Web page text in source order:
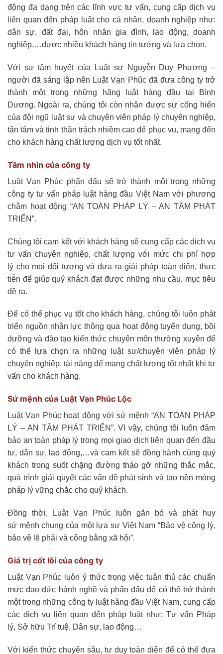
động đa dạng trên các lĩnh vực tư vấn, cung cấp dịch vụ
liên quan đến pháp luật cho cá nhân, doanh nghiệp như:
dân sự, đất đai, hôn nhân gia đình, lao động, doanh
nghiệp,…được nhiều khách hàng tin tưởng và lựa chọn.
Với sự tâm huyết của Luật sư Nguyễn Duy Phương –
người đã sáng lập nên Luật Vạn Phúc đã đưa công ty trở
thành một trong những hãng luật hàng đầu tại Bình
Dương. Ngoài ra, chúng tôi còn nhận được sự cống hiến
của đội ngũ luật sư và chuyên viên pháp lý chuyên nghiệp,
tận tâm và tinh thần trách nhiệm cao để phục vụ, mang đến
cho khách hàng chất lượng dịch vụ tốt nhất.
Tầm nhìn của công ty
Luật Vạn Phúc phấn đấu sẽ trở thành một trong những
công ty tư vấn pháp luật hàng đầu Việt Nam với phương
châm hoạt động “AN TOÀN PHÁP LÝ – AN TÂM PHÁT
TRIỂN”.
Chúng tôi cam kết với khách hàng sẽ cung cấp các dịch vụ
tư vấn chuyên nghiệp, chất lượng với mức chi phí hợp
lý cho mọi đối tượng và đưa ra giải pháp toàn diện, thực
tiễn để giúp quý khách đạt được những nhu cầu, mục tiêu
đề ra.
Để có thể phục vụ tốt cho khách hàng, chúng tôi luôn phát
triển nguồn nhân lực thông qua hoạt động tuyển dụng, bồi
dưỡng và đào tạo kiến thức chuyên môn thường xuyên để
có thể lựa chọn ra những luật sư/chuyên viên pháp lý
chuyên nghiệp, tài năng để mang chất lượng tốt nhất khi tư
vấn cho khách hàng.
Sứ mệnh của Luật Vạn Phúc Lộc
Luật Vạn Phúc hoạt động với sứ mệnh “AN TOÀN PHÁP
LÝ – AN TÂM PHÁT TRIỂN”. Vì vậy, chúng tôi luôn đảm
bảo an toàn pháp lý trong mọi giao dịch liên quan đến đầu
tư, dân sự, lao động,…và cam kết sẽ đồng hành cùng quý
khách trong suốt chặng đường tháo gỡ những thắc mắc,
quá trình giải quyết các vấn đề phát sinh và tạo nền móng
pháp lý vững chắc cho quý khách.
Đồng thời, Luật Vạn Phúc luôn gắn bó và phát huy
sứ mệnh chung của một lựa sư Việt Nam “Bảo vệ công lý,
bảo vệ lẽ phải và công bằng xã hội”.
Giá trị cốt lõi của công ty
Luật Vạn Phúc luôn ý thức trong việc tuân thủ các chuẩn
mực đạo đức hành nghề và phấn đấu để có thể trở thành
một trong những công ty luật hàng đầu Việt Nam, cung cấp
các dịch vụ liên quan đến pháp luật như: Tư vấn Pháp
lý, Sở hữu Trí tuệ, Dân sự, lao động…
Với kiến thức chuyên sâu, tư duy toàn diện để có thể đưa